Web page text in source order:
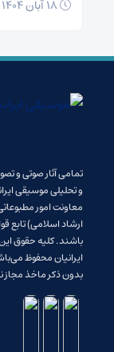
تمامی آثار صوتی و
معاونت امور
ارشاد اسلامی) تابع
باشند. کلیه حقوق
ایرانیان محفوظ
بدون ذکر ماخذ